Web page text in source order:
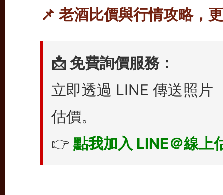
📌 老酒比價與行情攻略，
📩 免費詢價服務：
立即透過 LINE 傳送照片
估價。
👉 點我加入 LINE＠線上